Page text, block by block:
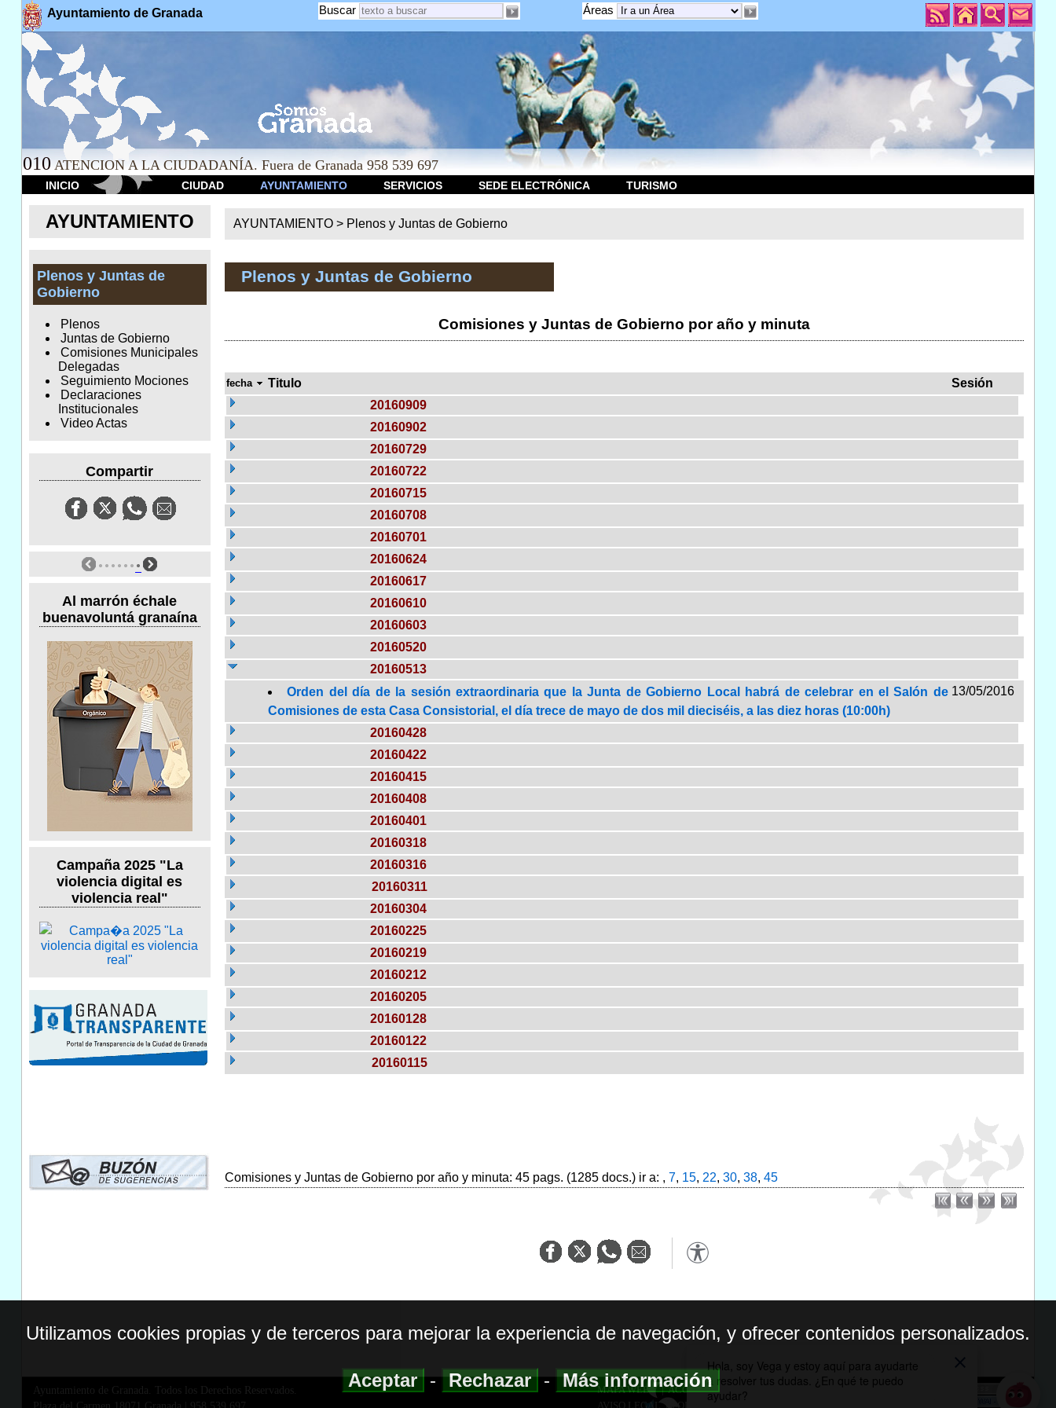
Ayuntamiento de Granada Áreas
Buscar
010 ATENCION A LA CIUDADANÍA. Fuera de Granada 958 539 697
INICIO CIUDAD AYUNTAMIENTO SERVICIOS SEDE ELECTRÓNICA TURISMO
AYUNTAMIENTO
Plenos y Juntas de
Gobierno
Plenos
Juntas de Gobierno
Comisiones Municipales
Delegadas
Seguimiento Mociones
Declaraciones
Institucionales
Video Actas
Compartir
Al marrón échale
buenavoluntá granaína
Campaña 2025 "La
violencia digital es
violencia real"
AYUNTAMIENTO > Plenos y Juntas de Gobierno
Plenos y Juntas de Gobierno
Comisiones y Juntas de Gobierno por año y minuta
fecha Titulo
Sesión
20160909
20160902
20160729
20160722
20160715
20160708
20160701
20160624
20160617
20160610
20160603
20160520
20160513
Orden del día de la sesión extraordinaria que la Junta de Gobierno Local habrá de celebrar en el Salón de
Comisiones de esta Casa Consistorial, el día trece de mayo de dos mil dieciséis, a las diez horas (10:00h)
13/05/2016
20160428
20160422
20160415
20160408
20160401
20160318
20160316
20160311
20160304
20160225
20160219
20160212
20160205
20160128
20160122
20160115
Comisiones y Juntas de Gobierno por año y minuta: 45 pags. (1285 docs.) ir a: , 7, 15, 22, 30, 38, 45
Ayuntamiento de Granada. Todos los Derechos Reservados.
MAPA WEB|ACCESIBILIDAD
AVISO LEGAL| POLITICA DE PRIVACIDAD
Utilizamos cookies propias y de terceros para mejorar la experiencia de navegación, y ofrecer contenidos personalizados.
Aceptar-Rechazar-Más información